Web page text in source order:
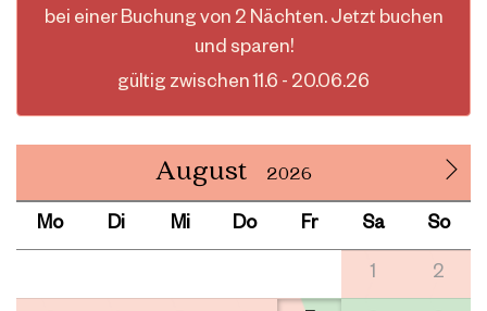
bei einer Buchung von 2 Nächten. Jetzt buchen
und sparen!
gültig zwischen 11.6 - 20.06.26
August 2026
Mo Di Mi Do Fr Sa So
1 2